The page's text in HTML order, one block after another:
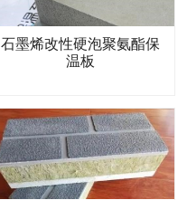
石墨烯改性硬泡聚氨酯保
温板